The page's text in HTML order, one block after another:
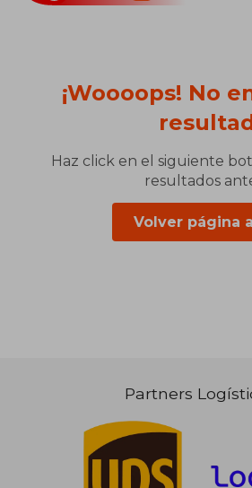
¡Woooops! No
Haz click en el siguiente
resultados
Volver página
Partners